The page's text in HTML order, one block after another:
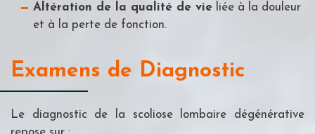
Altération de la qualité de vie liée à la douleur
et à la perte de fonction.
Examens de Diagnostic
Le diagnostic de la scoliose lombaire dégénérative